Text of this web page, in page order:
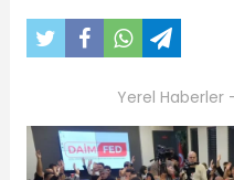
Yerel Haberler